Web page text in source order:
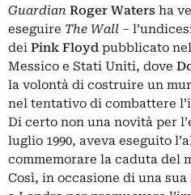
Guardian Roger Waters ha
eseguire The Wall –
dei Pink Floyd pubblicato
Messico e Stati Uniti, dove
la volontà di costruire un
nel tentativo di combattere
Di certo non una novità per
luglio 1990, aveva eseguito
commemorare la caduta del
Così, in occasione di una